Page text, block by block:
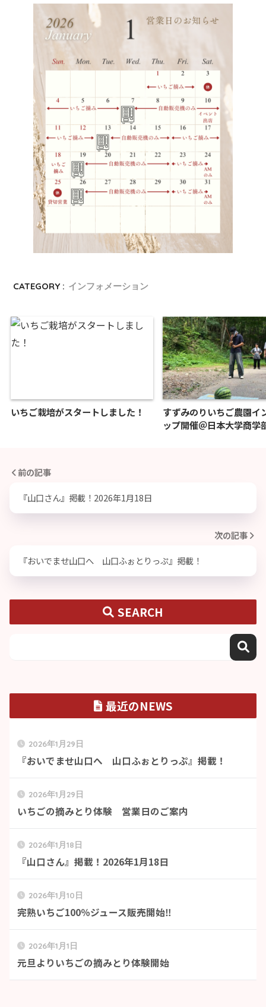
CATEGORY : インフォメーション
いちご栽培がスタートしました！
すずみのりいちご農園イ
ップ開催＠日本大学商学
前の記事
『山口さん』掲載！2026年1月18日
次の記事
『おいでませ山口へ 山口ふぉとりっぷ』掲載！
SEARCH
最近のNEWS
2026年1月29日
『おいでませ山口へ 山口ふぉとりっぷ』掲載！
2026年1月29日
いちごの摘みとり体験 営業日のご案内
2026年1月18日
『山口さん』掲載！2026年1月18日
2026年1月10日
完熟いちご100％ジュース販売開始‼
2026年1月1日
元旦よりいちごの摘みとり体験開始